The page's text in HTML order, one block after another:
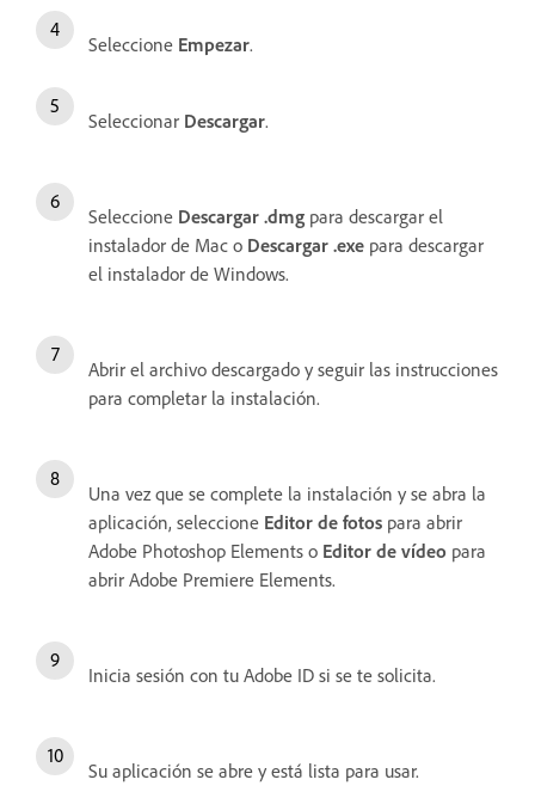
Seleccione Empezar.
Seleccionar Descargar.
Seleccione Descargar .dmg para descargar el
instalador de Mac o Descargar .exe para descargar
el instalador de Windows.
Abrir el archivo descargado y seguir las instrucciones
para completar la instalación.
Una vez que se complete la instalación y se abra la
aplicación, seleccione Editor de fotos para abrir
Adobe Photoshop Elements o Editor de vídeo para
abrir Adobe Premiere Elements.
Inicia sesión con tu Adobe ID si se te solicita.
Su aplicación se abre y está lista para usar.